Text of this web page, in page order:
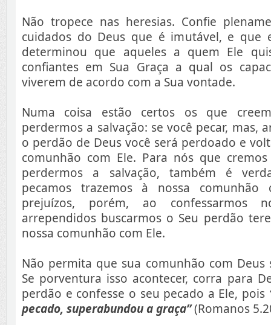
Não tropece nas heresias. Confie
cuidados do Deus que é imutável, e que
determinou que aqueles a quem Ele
confiantes em Sua Graça a qual os
viverem de acordo com a Sua vontade.
Numa coisa estão certos os que
perdermos a salvação: se você pecar, mas,
o perdão de Deus você será perdoado e
comunhão com Ele. Para nós que
perdermos a salvação, também é
pecamos trazemos à nossa comunhão
prejuízos, porém, ao confessarmos
arrependidos buscarmos o Seu perdão
nossa comunhão com Ele.
Não permita que sua comunhão com
Se porventura isso acontecer, corra para
perdão e confesse o seu pecado a Ele, pois
pecado, superabundou a graça”(Romanos